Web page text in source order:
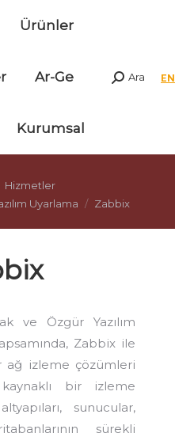
Ürünler
Ar-Ge
Kurumsal
Arama:
Ara
Hizmetler
Uyarlama
Zabbix
ve Özgür Yazılım
Zabbix ile
ağ izleme çözümleri
bir izleme
sunucular,
sürekli